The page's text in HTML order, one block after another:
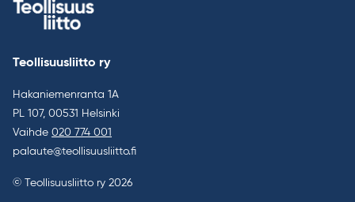
Teollisuusliitto ry
Hakaniemenranta 1A
PL 107, 00531 Helsinki
Vaihde 020 774 001
palaute@teollisuusliitto.fi
© Teollisuusliitto ry 2026